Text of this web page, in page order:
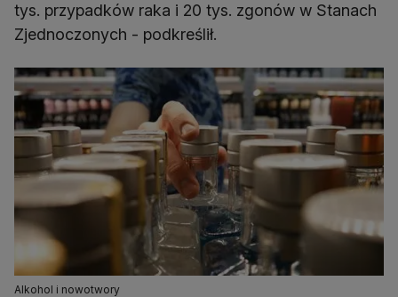
tys. przypadków raka i 20 tys. zgonów w Stanach
Zjednoczonych - podkreślił.
Alkohol i nowotwory